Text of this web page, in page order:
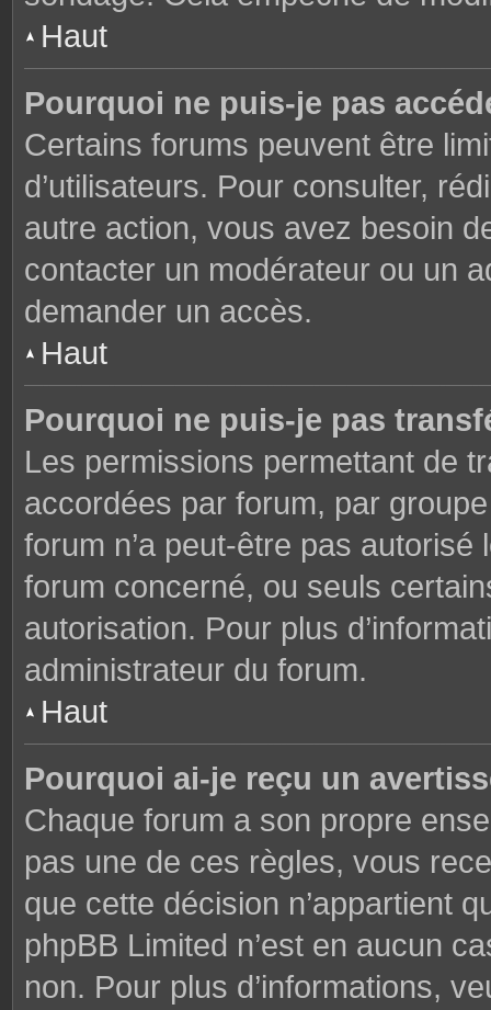
Haut
Pourquoi ne puis-je pas
Certains forums peuvent être
d’utilisateurs. Pour consulter,
autre action, vous avez besoin
contacter un modérateur ou un
demander un accès.
Haut
Pourquoi ne puis-je pas
Les permissions permettant de
accordées par forum, par
forum n’a peut-être pas
forum concerné, ou seuls
autorisation. Pour plus
administrateur du forum.
Haut
Pourquoi ai-je reçu un
Chaque forum a son propre
pas une de ces règles, vous
que cette décision n’appartient
phpBB Limited n’est en aucun
non. Pour plus d’informations,